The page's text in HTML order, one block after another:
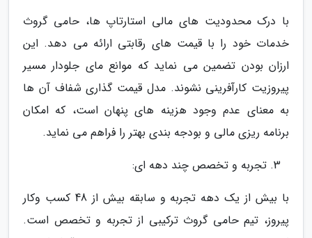
با درک محدودیت های مالی استارتاپ ها، حامی گروث
خدمات خود را با قیمت های رقابتی ارائه می دهد. این
ارزان بودن تضمین می نماید که موانع مای جلودار مسیر
پیروزیت کارآفرینی نشوند. مدل قیمت گذاری شفاف آن ها
به معنای عدم وجود هزینه های پنهان است، که امکان
برنامه ریزی مالی و بودجه بندی بهتر را فراهم می نماید.
تجربه و تخصص چند دهه ای:
با بیش از یک دهه تجربه و سابقه بیش از 48 کسب وکار
پیروز، تیم حامی گروث ترکیبی از تجربه و تخصص است.